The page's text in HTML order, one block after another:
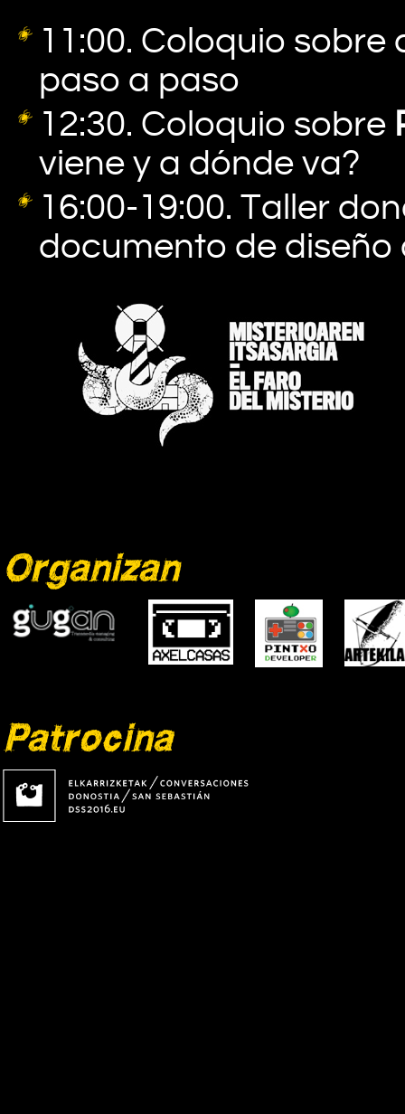
11:00. Coloquio
paso a paso
12:30. Coloquio sobre
viene y a dónde va?
16:00-19:00. Taller
documento de diseño
Organizan
Patrocina